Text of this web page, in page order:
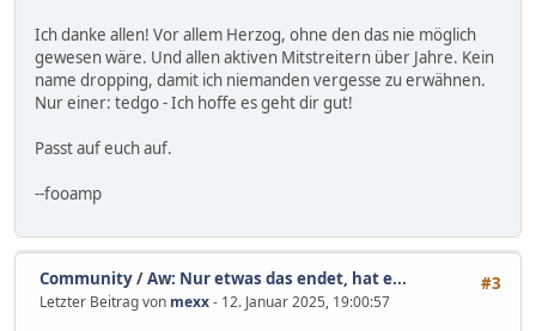
Ich danke allen! Vor allem Herzog, ohne den das nie möglich
gewesen wäre. Und allen aktiven Mitstreitern über Jahre. Kein
name dropping, damit ich niemanden vergesse zu erwähnen.
Nur einer: tedgo - Ich hoffe es geht dir gut!
Passt auf euch auf.
--fooamp
#3
Community/Aw: Nur etwas das endet, hat e...
Letzter Beitrag von mexx- 12. Januar 2025, 19:00:57